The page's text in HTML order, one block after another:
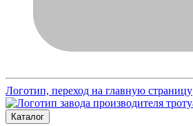
Логотип, переход на главную страницу
Каталог